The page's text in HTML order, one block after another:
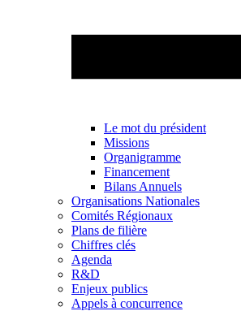
Le mot du président
Missions
Organigramme
Financement
Bilans Annuels
Organisations Nationales
Comités Régionaux
Plans de filière
Chiffres clés
Agenda
R&D
Enjeux publics
Appels à concurrence